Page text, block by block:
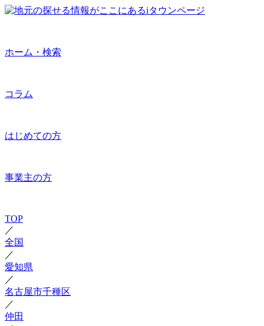
ホーム・検索
コラム
はじめての方
事業主の方
TOP
／
全国
／
愛知県
／
名古屋市千種区
／
仲田